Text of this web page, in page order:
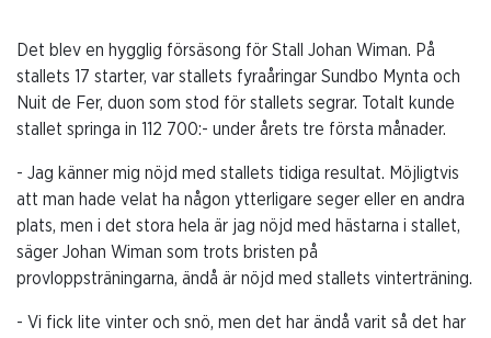
Det blev en hygglig försäsong för Stall Johan Wiman. På
stallets 17 starter, var stallets fyraåringar Sundbo Mynta och
Nuit de Fer, duon som stod för stallets segrar. Totalt kunde
stallet springa in 112 700:- under årets tre första månader.
- Jag känner mig nöjd med stallets tidiga resultat. Möjligtvis
att man hade velat ha någon ytterligare seger eller en andra
plats, men i det stora hela är jag nöjd med hästarna i stallet,
säger Johan Wiman som trots bristen på
provloppsträningarna, ändå är nöjd med stallets vinterträning.
- Vi fick lite vinter och snö, men det har ändå varit så det har